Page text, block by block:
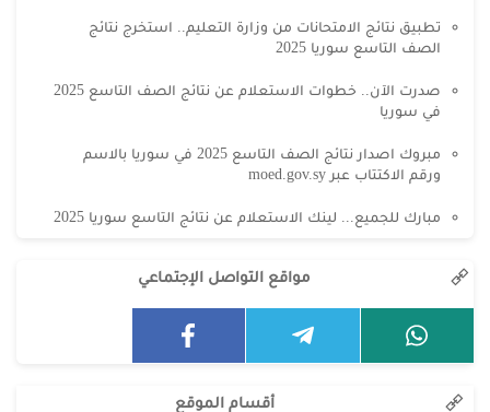
تطبيق نتائج الامتحانات من وزارة التعليم.. استخرج نتائج
الصف التاسع سوريا 2025
صدرت الآن.. خطوات الاستعلام عن نتائج الصف التاسع 2025
في سوريا
مبروك اصدار نتائج الصف التاسع 2025 في سوريا بالاسم
ورقم الاكتتاب عبر moed.gov.sy
مبارك للجميع... لينك الاستعلام عن نتائج التاسع سوريا 2025
مواقع التواصل الإجتماعي
أقسام الموقع